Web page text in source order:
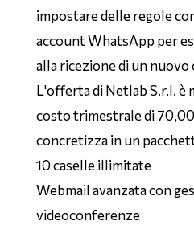
impostare delle regole
account WhatsApp per
alla ricezione di un nuovo
L'offerta di Netlab S.r.l. è
costo trimestrale di
concretizza in un
10 caselle illimitate
Webmail avanzata con
videoconferenze